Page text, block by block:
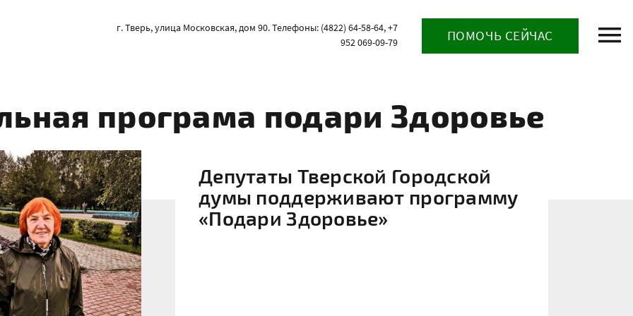
г. Тверь, улица Московская, дом 90. Телефоны: (4822) 64-58-64, +7
952 069-09-79
ПОМОЧЬ СЕЙЧАС
програма подари Здоровье
Депутаты Тверской Городской
думы поддерживают программу
«Подари Здоровье»